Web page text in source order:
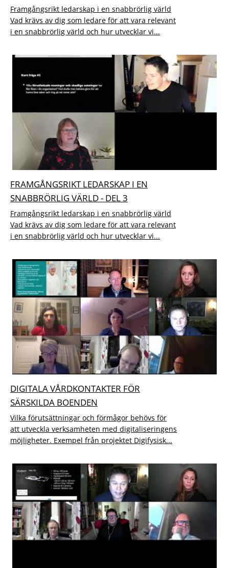
Framgångsrikt ledarskap i en snabbrörlig värld
Vad krävs av dig som ledare för att vara relevant
i en snabbrörlig värld och hur utvecklar vi...
FRAMGÅNGSRIKT LEDARSKAP I EN
SNABBRÖRLIG VÄRLD - DEL 3
Framgångsrikt ledarskap i en snabbrörlig värld
Vad krävs av dig som ledare för att vara relevant
i en snabbrörlig värld och hur utvecklar vi...
DIGITALA VÅRDKONTAKTER FÖR
SÄRSKILDA BOENDEN
Vilka förutsättningar och förmågor behövs för
att utveckla verksamheten med digitaliseringens
möjligheter. Exempel från projektet Digifysisk...